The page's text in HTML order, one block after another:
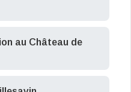
au Château de